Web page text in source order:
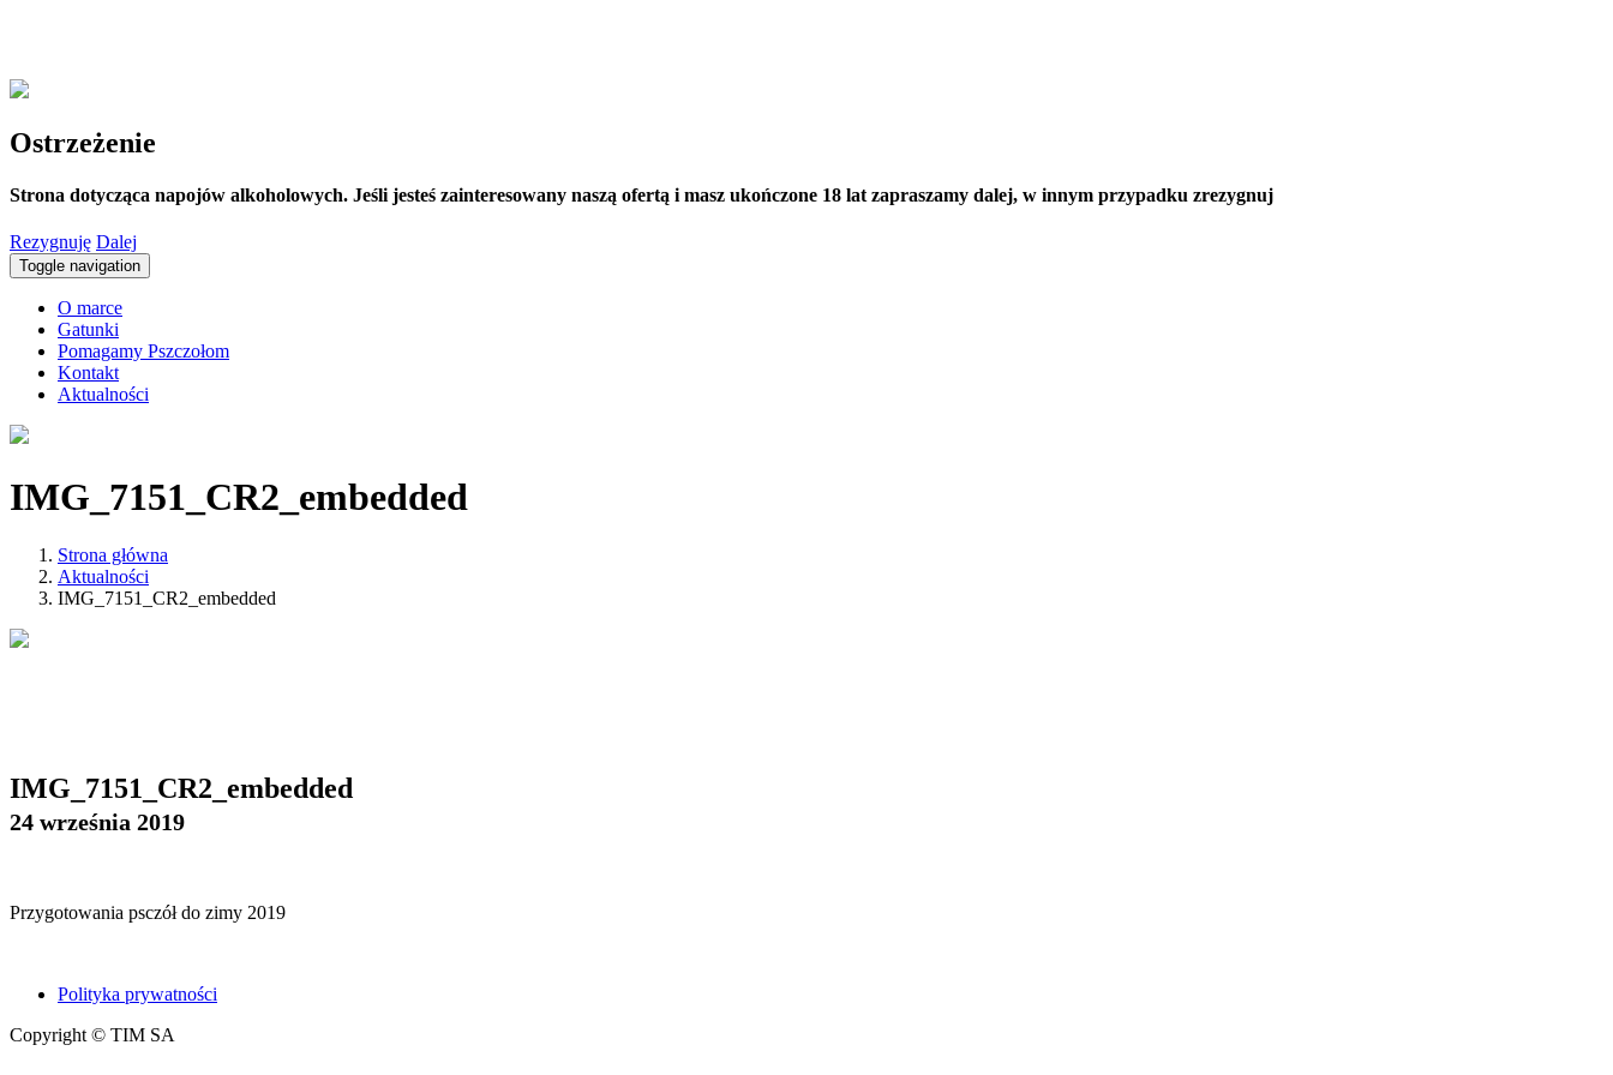
Ostrzeżenie
Strona dotycząca napojów alkoholowych. Jeśli jesteś zainteresowany naszą ofertą i masz ukończone 18 lat zapraszamy dalej, w innym przypadku zrezygnuj
Rezygnuję Dalej
Toggle navigation
O marce
Gatunki
Pomagamy Pszczołom
Kontakt
Aktualności
IMG_7151_CR2_embedded
Strona główna
Aktualności
IMG_7151_CR2_embedded
IMG_7151_CR2_embedded
24 września 2019
Przygotowania psczół do zimy 2019
Polityka prywatności
Copyright © TIM SA